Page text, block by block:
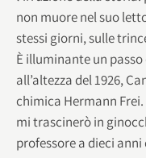
non muore nel suo
stessi giorni, sulle
È illuminante un
all’altezza del 1926,
chimica Hermann
mi trascinerò in
professore a dieci